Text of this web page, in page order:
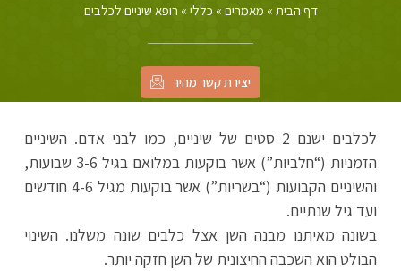
דף הבית » מאמרים » כללי » רופא שיניים לכלבים
יצירת קשר מהיר
לכלבים ישנם 2 סטים של שיניים, כמו לבני אדם. השיניים
הזמניות (“חלביות”) אשר בוקעות במלואם בגיל 3-6 שבועות,
והשיניים הקבועות (“בשריות”) אשר בוקעות מגיל 4-6 חודשים
ועד גיל שנתיים.
בשונה מאיתנו מבנה השן אצל כלבים שונה משלנו. השינוי
הבולט הוא השכבה החיצונית של השן חזקה יותר.